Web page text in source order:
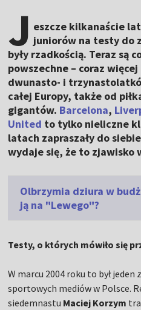
J eszcze kilkanaście
juniorów na testy do
były rzadkością. Teraz są
powszechne – coraz
dwunasto- i
całej Europy, także od
gigantów. Barcelona,
United to tylko nieliczne
latach zapraszały do
wydaje się, że to zjawisko
Olbrzymia dziura w
ją na "Lewego"?
Testy, o których mówiło się
W marcu 2004 roku to był
sportowych mediów w Polsce.
siedemnastu Maciej Korzym